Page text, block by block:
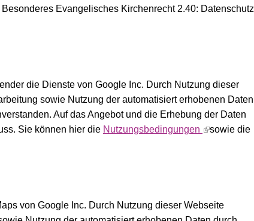
Evangelisches Kirchenrecht 2.40: Datenschutz
die Dienste von Google Inc. Durch Nutzung dieser
sowie Nutzung der automatisiert erhobenen Daten
Auf das Angebot und die Erhebung der Daten
Sie können hier die Nutzungsbedingungen
sowie die
von Google Inc. Durch Nutzung dieser Webseite